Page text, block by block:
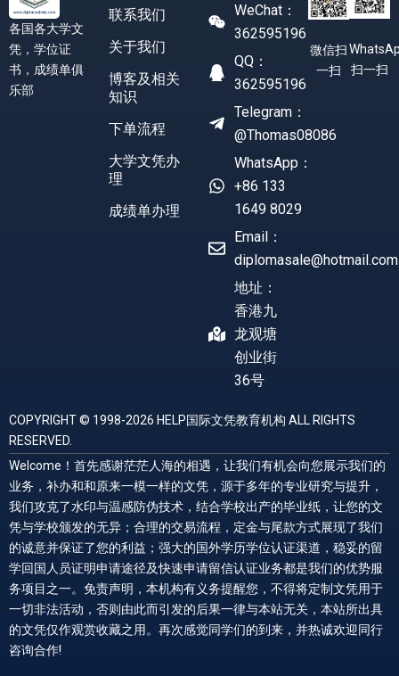
各国各大学文
凭，学位证
书，成绩单俱
乐部
联系我们
关于我们
博客及相关
知识
下单流程
大学文凭办
理
成绩单办理
WeChat：
362595196
QQ：
362595196
Telegram：
@Thomas08086
WhatsApp：
+86 133
1649 8029
Email：
diplomasale@hotmail.com
地址：
香港九
龙观塘
创业街
36号
微信扫
一扫
扫一扫
COPYRIGHT © 1998-2026 HELP国际文凭教育机构 ALL RIGHTS
RESERVED.
Welcome！首先感谢茫茫人海的相遇，让我们有机会向您展示我们的
业务，补办和和原来一模一样的文凭，源于多年的专业研究与提升，
我们攻克了水印与温感防伪技术，结合学校出产的毕业纸，让您的文
凭与学校颁发的无异；合理的交易流程，定金与尾款方式展现了我们
的诚意并保证了您的利益；强大的国外学历学位认证渠道，稳妥的留
学回国人员证明申请途径及快速申请留信认证业务都是我们的优势服
务项目之一。免责声明，本机构有义务提醒您，不得将定制文凭用于
一切非法活动，否则由此而引发的后果一律与本站无关，本站所出具
的文凭仅作观赏收藏之用。再次感觉同学们的到来，并热诚欢迎同行
咨询合作!